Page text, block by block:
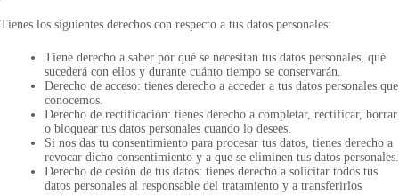
Tienes los siguientes derechos con respecto a tus datos personales:
Tiene derecho a saber por qué se necesitan tus datos personales, qué
sucederá con ellos y durante cuánto tiempo se conservarán.
Derecho de acceso: tienes derecho a acceder a tus datos personales que
conocemos.
Derecho de rectificación: tienes derecho a completar, rectificar, borrar
o bloquear tus datos personales cuando lo desees.
Si nos das tu consentimiento para procesar tus datos, tienes derecho a
revocar dicho consentimiento y a que se eliminen tus datos personales.
Derecho de cesión de tus datos: tienes derecho a solicitar todos tus
datos personales al responsable del tratamiento y a transferirlos